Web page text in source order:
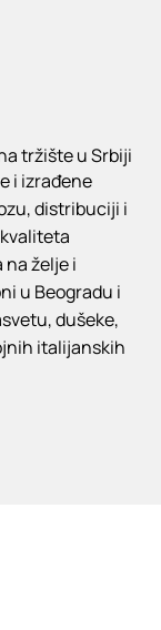
tržište u Srbiji
i izrađene
distribuciji i
želje i
u Beogradu i
dušeke,
italijanskih